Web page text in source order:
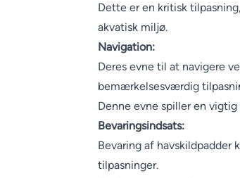
Dette er en kritisk
akvatisk miljø.
Navigation:
Deres evne til at navigere
bemærkelsesværdig
Denne evne spiller en
Bevaringsindsats:
Bevaring af havskildpadder
tilpasninger.